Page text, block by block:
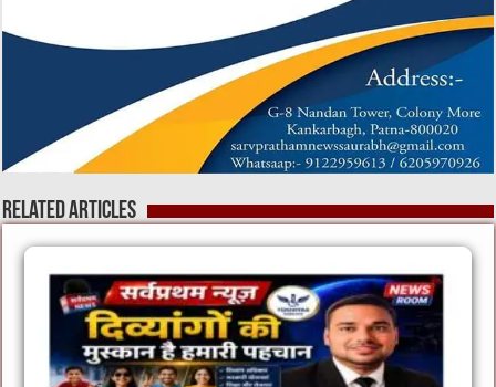
Related Articles